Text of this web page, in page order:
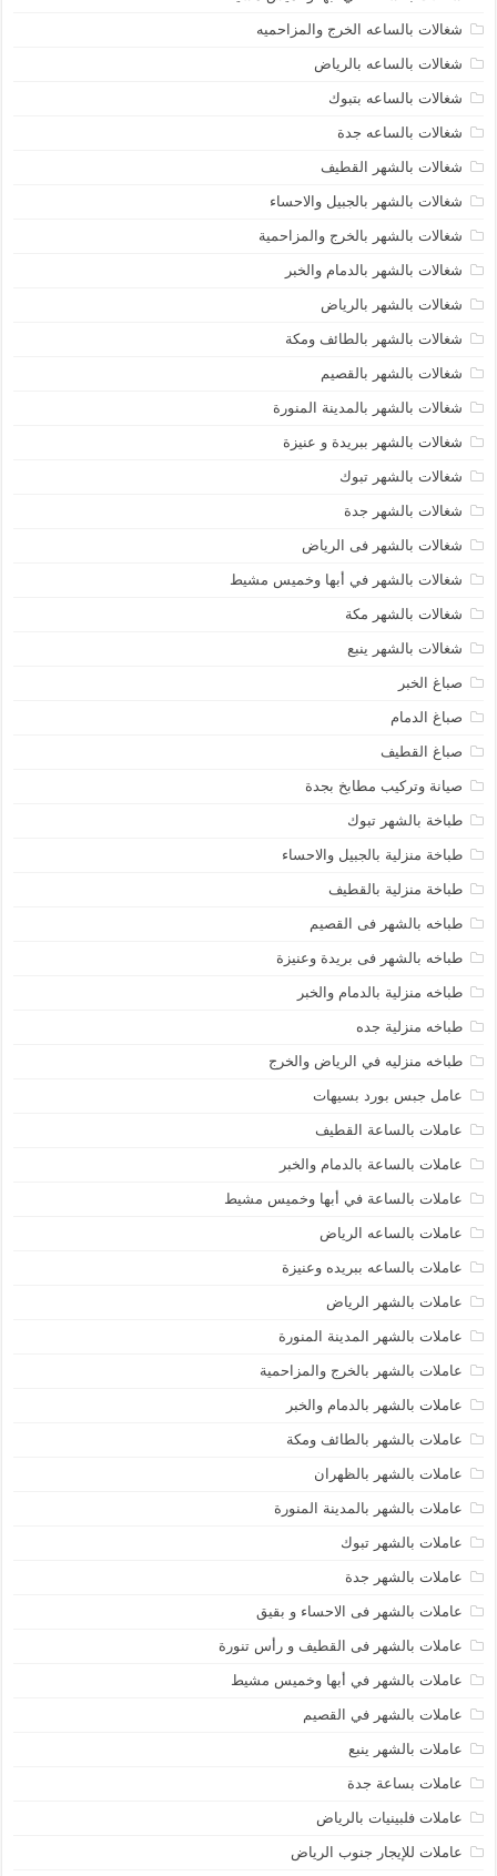
شغالات بالساعه الخرج والمزاحميه
شغالات بالساعه بالرياض
شغالات بالساعه بتبوك
شغالات بالساعه جدة
شغالات بالشهر القطيف
شغالات بالشهر بالجبيل والاحساء
شغالات بالشهر بالخرج والمزاحمية
شغالات بالشهر بالدمام والخبر
شغالات بالشهر بالرياض
شغالات بالشهر بالطائف ومكة
شغالات بالشهر بالقصيم
شغالات بالشهر بالمدينة المنورة
شغالات بالشهر ببريدة و عنيزة
شغالات بالشهر تبوك
شغالات بالشهر جدة
شغالات بالشهر فى الرياض
شغالات بالشهر في أبها وخميس مشيط
شغالات بالشهر مكة
شغالات بالشهر ينبع
صباغ الخبر
صباغ الدمام
صباغ القطيف
صيانة وتركيب مطابخ بجدة
طباخة بالشهر تبوك
طباخة منزلية بالجبيل والاحساء
طباخة منزلية بالقطيف
طباخه بالشهر فى القصيم
طباخه بالشهر فى بريدة وعنيزة
طباخه منزلية بالدمام والخبر
طباخه منزلية جده
طباخه منزليه في الرياض والخرج
عامل جبس بورد بسيهات
عاملات بالساعة القطيف
عاملات بالساعة بالدمام والخبر
عاملات بالساعة في أبها وخميس مشيط
عاملات بالساعه الرياض
عاملات بالساعه ببريده وعنيزة
عاملات بالشهر الرياض
عاملات بالشهر المدينة المنورة
عاملات بالشهر بالخرج والمزاحمية
عاملات بالشهر بالدمام والخبر
عاملات بالشهر بالطائف ومكة
عاملات بالشهر بالظهران
عاملات بالشهر بالمدينة المنورة
عاملات بالشهر تبوك
عاملات بالشهر جدة
عاملات بالشهر فى الاحساء و بقيق
عاملات بالشهر فى القطيف و رأس تنورة
عاملات بالشهر في أبها وخميس مشيط
عاملات بالشهر في القصيم
عاملات بالشهر ينبع
عاملات بساعة جدة
عاملات فلبينيات بالرياض
عاملات للإيجار جنوب الرياض